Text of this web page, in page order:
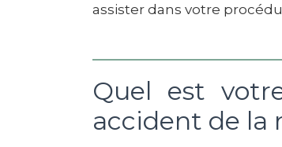
assister dans votre
Quel est
accident de la